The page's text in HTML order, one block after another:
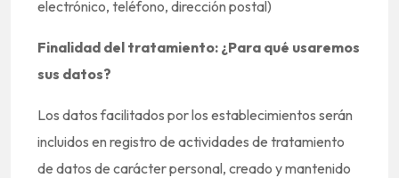
electrónico, teléfono, dirección postal)
Finalidad del tratamiento: ¿Para qué usaremos
sus datos?
Los datos facilitados por los establecimientos serán
incluidos en registro de actividades de tratamiento
de datos de carácter personal, creado y mantenido